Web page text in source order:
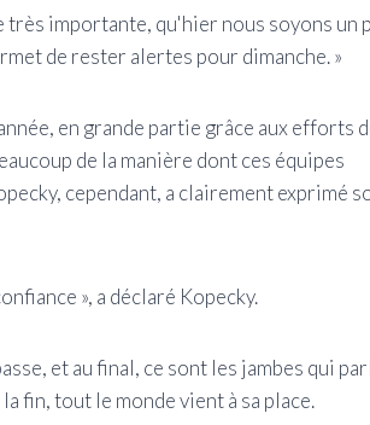
très importante, qu'hier nous soyons un
de rester alertes pour dimanche. »
en grande partie grâce aux efforts
de la manière dont ces équipes
cependant, a clairement exprimé
», a déclaré Kopecky.
et au final, ce sont les jambes qui
fin, tout le monde vient à sa place.